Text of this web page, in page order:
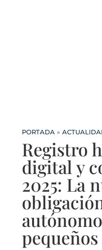
PORTADA»
Registro
digital y
2025: La